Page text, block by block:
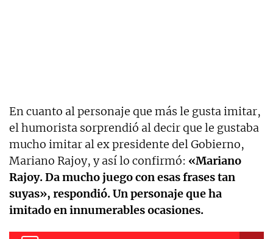
En cuanto al personaje que más le gusta imitar,
el humorista sorprendió al decir que le gustaba
mucho imitar al ex presidente del Gobierno,
Mariano Rajoy, y así lo confirmó: «Mariano
Rajoy. Da mucho juego con esas frases tan
suyas», respondió. Un personaje que ha
imitado en innumerables ocasiones.